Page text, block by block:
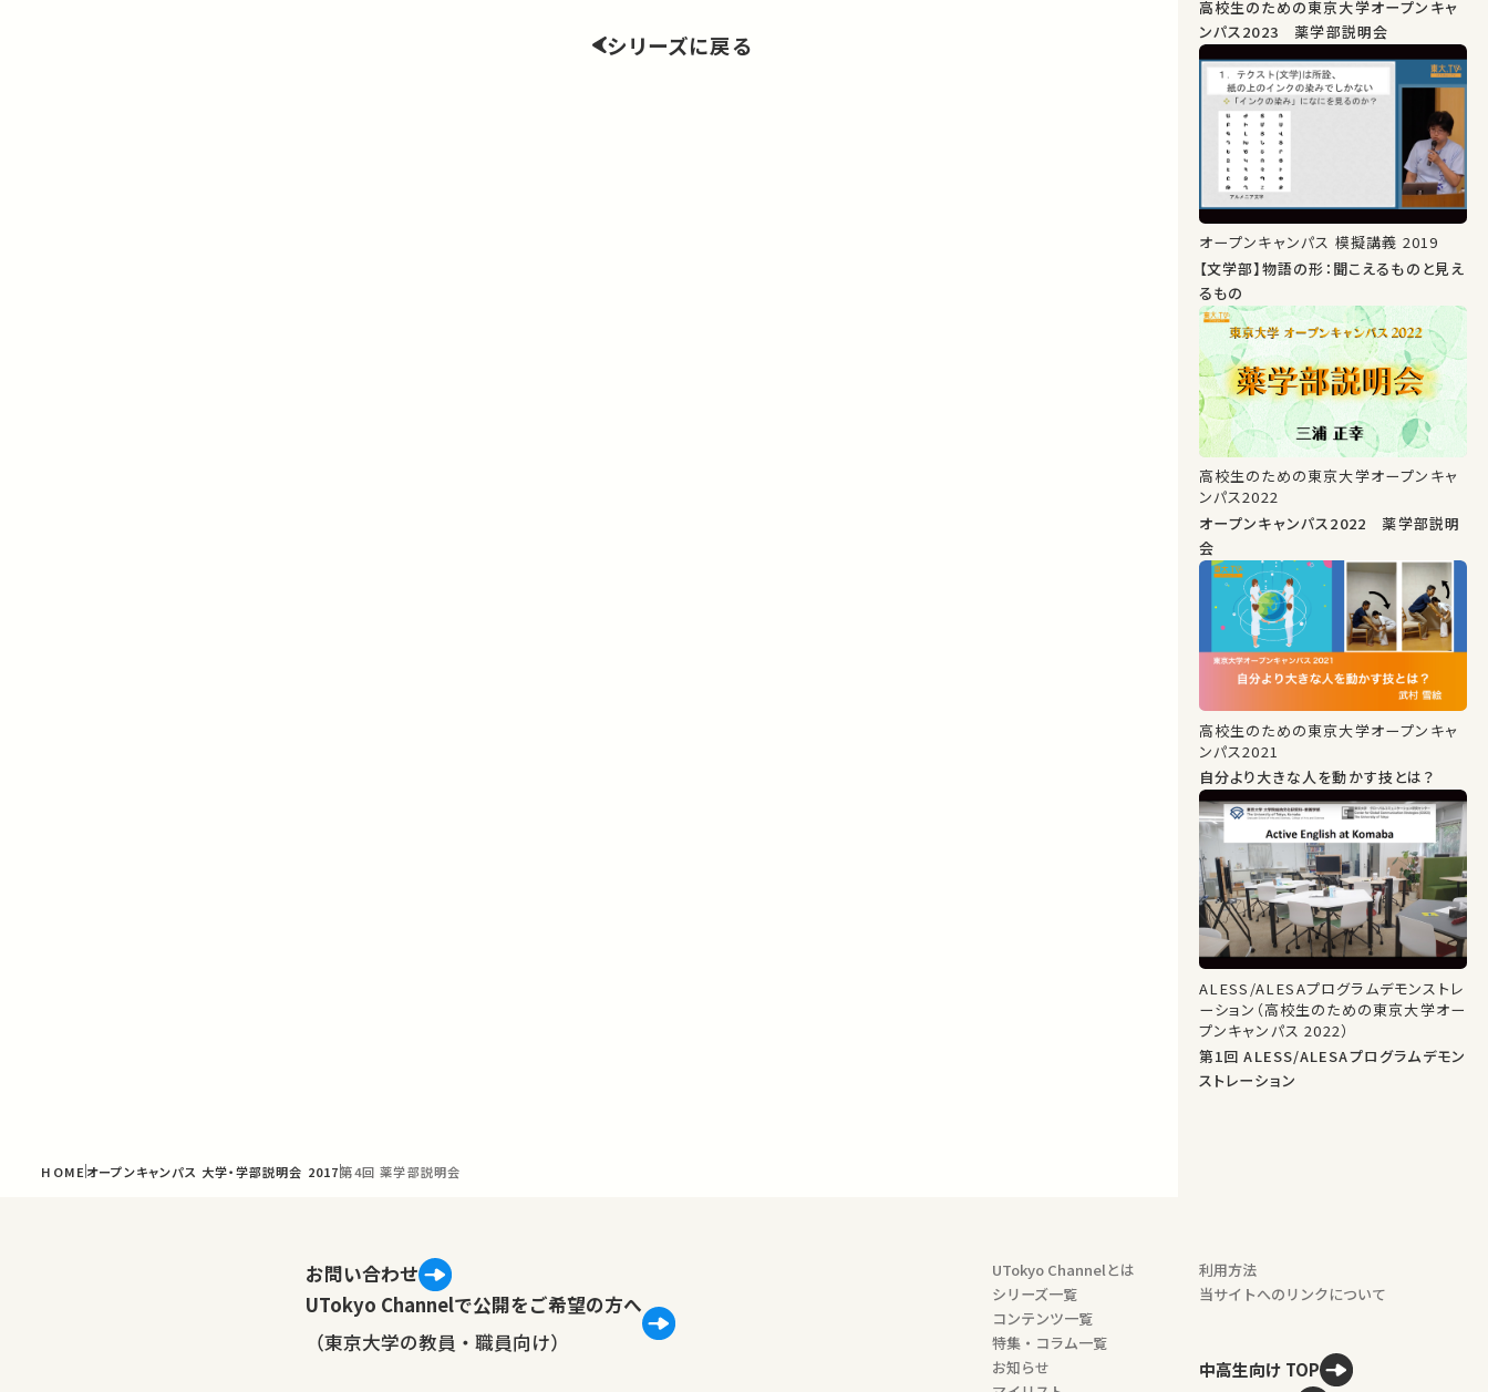
シリーズに戻る
HOMEオープンキャンパス 大学・学部説明会 2017第4回 薬学部説明会
高校生のための東京大学オープンキャ
ンパス2023 薬学部説明会
オープンキャンパス 模擬講義 2019
【文学部】物語の形：聞こえるものと見え
るもの
高校生のための東京大学オープンキャ
ンパス2022
オープンキャンパス2022 薬学部説明
会
高校生のための東京大学オープンキャ
ンパス2021
自分より大きな人を動かす技とは？
ALESS/ALESAプログラムデモンストレ
ーション（高校生のための東京大学オー
プンキャンパス 2022）
第1回 ALESS/ALESAプログラムデモン
ストレーション
お問い合わせ
UTokyo Channelで公開をご希望の方へ
（東京大学の教員・職員向け）
UTokyo Channelとは
シリーズ一覧
コンテンツ一覧
特集・コラム一覧
お知らせ
利用方法
当サイトへのリンクについて
中高生向け TOP